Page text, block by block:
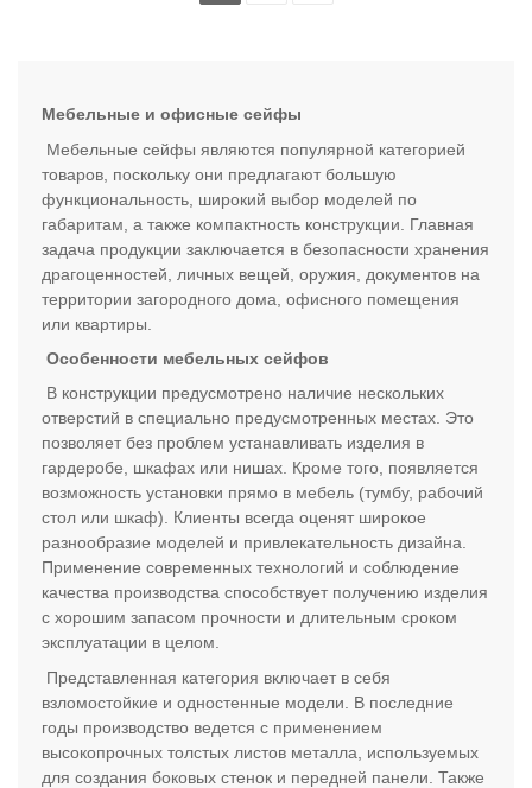
Мебельные и офисные сейфы
Мебельные сейфы являются популярной категорией
товаров, поскольку они предлагают большую
функциональность, широкий выбор моделей по
габаритам, а также компактность конструкции. Главная
задача продукции заключается в безопасности хранения
драгоценностей, личных вещей, оружия, документов на
территории загородного дома, офисного помещения
или квартиры.
Особенности мебельных сейфов
В конструкции предусмотрено наличие нескольких
отверстий в специально предусмотренных местах. Это
позволяет без проблем устанавливать изделия в
гардеробе, шкафах или нишах. Кроме того, появляется
возможность установки прямо в мебель (тумбу, рабочий
стол или шкаф). Клиенты всегда оценят широкое
разнообразие моделей и привлекательность дизайна.
Применение современных технологий и соблюдение
качества производства способствует получению изделия
с хорошим запасом прочности и длительным сроком
эксплуатации в целом.
Представленная категория включает в себя
взломостойкие и одностенные модели. В последние
годы производство ведется с применением
высокопрочных толстых листов металла, используемых
для создания боковых стенок и передней панели. Также